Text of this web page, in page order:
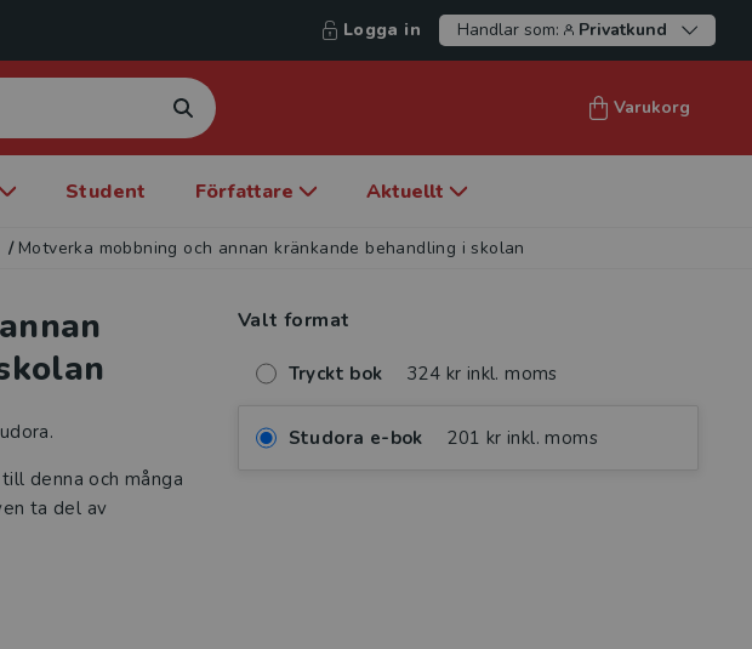
Logga in Handlar som: Privatkund
Varukorg
Student Författare Aktuellt
/ Motverka mobbning och annan kränkande behandling i skolan
denna och många
ta del av
Valt format
Tryckt bok 324 kr inkl. moms
Studora e-bok 201 kr inkl. moms